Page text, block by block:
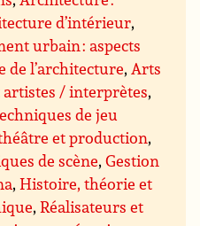
d’intérieur,
urbain : aspects
de l’architecture,Arts
artistes / interprètes,
de jeu
et production,
de scène,Gestion
,Histoire, théorie et
,Réalisateurs et